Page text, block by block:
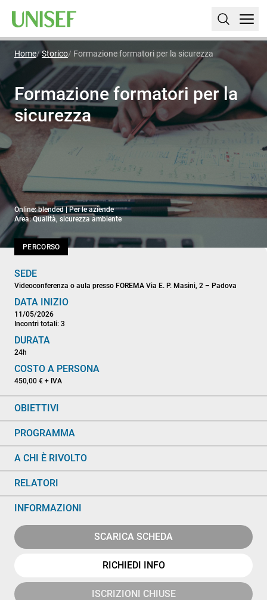
Home Storico Formazione formatori per la sicurezza
Formazione formatori per la
sicurezza
Online: blended | Per le aziende
Area: Qualità, sicurezza ambiente
PERCORSO
SEDE
Videoconferenza o aula presso FOREMA Via E. P. Masini, 2 – Padova
DATA INIZIO
11/05/2026
Incontri totali: 3
DURATA
24h
COSTO A PERSONA
450,00 € + IVA
OBIETTIVI
PROGRAMMA
A CHI È RIVOLTO
RELATORI
INFORMAZIONI
SCARICA SCHEDA
RICHIEDI INFO
ISCRIZIONI CHIUSE